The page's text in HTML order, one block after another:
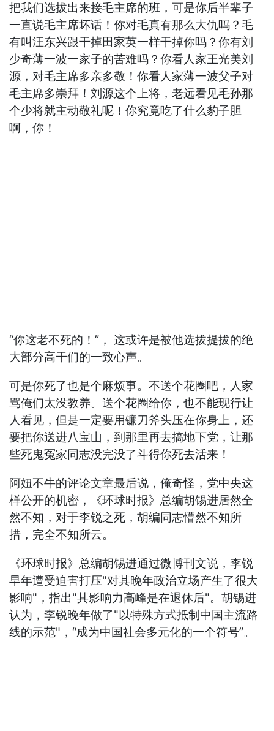
把我们选拔出来接毛主席的班，可是你后半辈子
一直说毛主席坏话！你对毛真有那么大仇吗？毛
有叫汪东兴跟干掉田家英一样干掉你吗？你有刘
少奇薄一波一家子的苦难吗？你看人家王光美刘
源，对毛主席多亲多敬！你看人家薄一波父子对
毛主席多崇拜！刘源这个上将，老远看见毛孙那
个少将就主动敬礼呢！你究竟吃了什么豹子胆
啊，你！
“你这老不死的！”， 这或许是被他选拔提拔的绝
大部分高干们的一致心声。
可是你死了也是个麻烦事。不送个花圈吧，人家
骂俺们太没教养。送个花圈给你，也不能现行让
人看见，但是一定要用镰刀斧头压在你身上，还
要把你送进八宝山，到那里再去搞地下党，让那
些死鬼冤家同志没完没了斗得你死去活来！
阿妞不牛的评论文章最后说，俺奇怪，党中央这
样公开的机密，《环球时报》总编胡锡进居然全
然不知，对于李锐之死，胡编同志懵然不知所
措，完全不知所云。
《环球时报》总编胡锡进通过微博刊文说，李锐
早年遭受迫害打压"对其晚年政治立场产生了很大
影响"，指出"其影响力高峰是在退休后"。胡锡进
认为，李锐晚年做了"以特殊方式抵制中国主流路
线的示范"，“成为中国社会多元化的一个符号”。